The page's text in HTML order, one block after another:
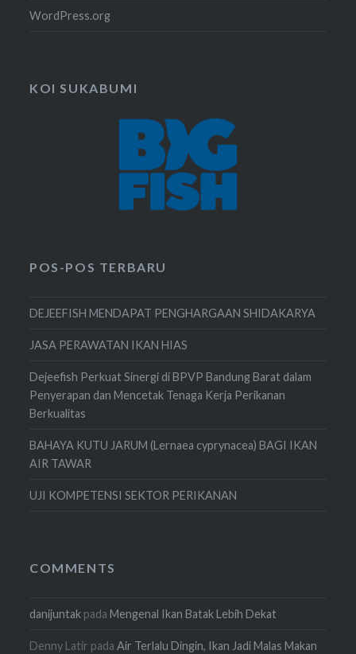
WordPress.org
KOI SUKABUMI
POS-POS TERBARU
DEJEEFISH MENDAPAT PENGHARGAAN SHIDAKARYA
JASA PERAWATAN IKAN HIAS
Dejeefish Perkuat Sinergi di BPVP Bandung Barat dalam
Penyerapan dan Mencetak Tenaga Kerja Perikanan
Berkualitas
BAHAYA KUTU JARUM (Lernaea cyprynacea) BAGI IKAN
AIR TAWAR
UJI KOMPETENSI SEKTOR PERIKANAN
COMMENTS
danijuntak padaMengenal Ikan Batak Lebih Dekat
Denny Latir padaAir Terlalu Dingin, Ikan Jadi Malas Makan